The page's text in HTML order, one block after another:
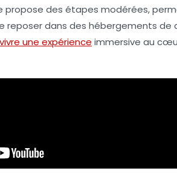
propose des étapes modérées,
reposer dans des hébergements de
vivre une expérience immersive au